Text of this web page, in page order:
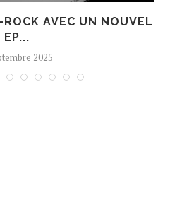
AVEC UN NOUVEL
EP...
2025